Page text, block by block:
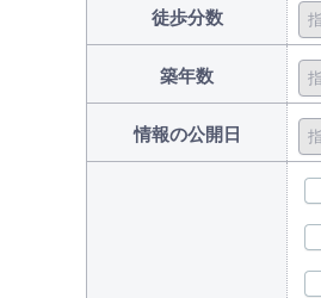
徒歩分数
築年数
情報の公開日